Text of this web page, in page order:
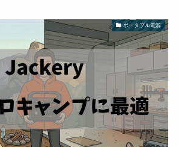
ポータブル電源